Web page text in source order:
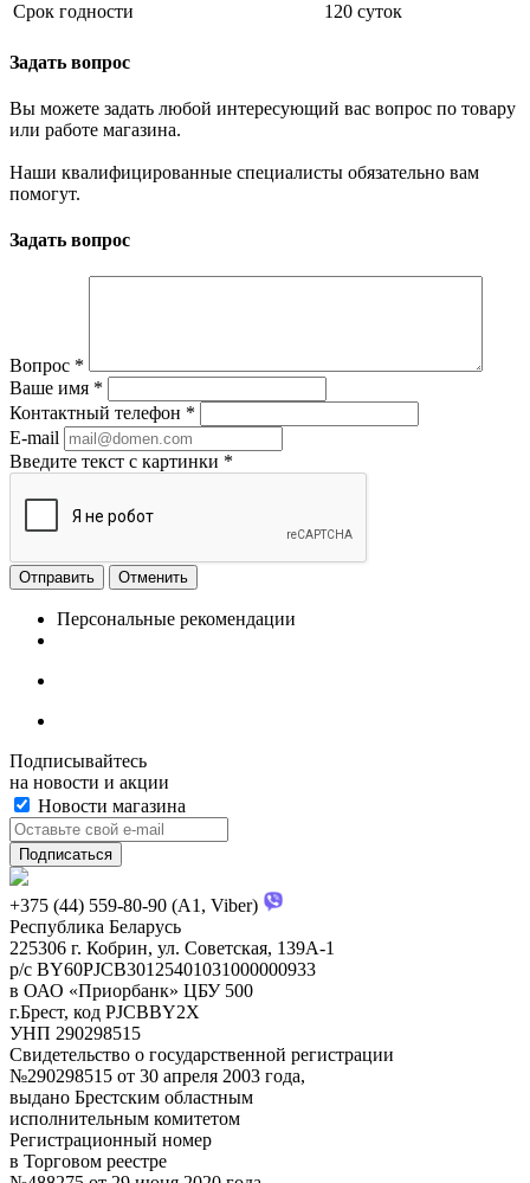
Срок годности
120 суток
Задать вопрос
Вы можете задать любой интересующий вас вопрос по товару
или работе магазина.
Наши квалифицированные специалисты обязательно вам
помогут.
Задать вопрос
Вопрос *
Ваше имя *
Контактный телефон *
E-mail
Введите текст с картинки *
Отменить
Персональные рекомендации
Подписывайтесь
на новости и акции
Новости магазина
+375 (44) 559-80-90 (A1, Viber)
Республика Беларусь
225306 г. Кобрин, ул. Советская, 139А-1
р/с BY60PJCB30125401031000000933
в ОАО «Приорбанк» ЦБУ 500
г.Брест, код PJCBBY2X
УНП 290298515
Свидетельство о государственной регистрации
№290298515 от 30 апреля 2003 года,
выдано Брестским областным
исполнительным комитетом
Регистрационный номер
в Торговом реестре